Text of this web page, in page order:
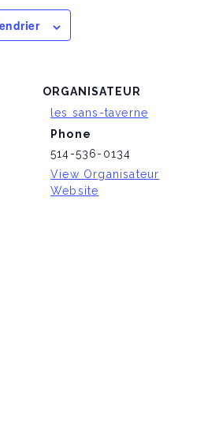
ORGANISATEUR
les sans-taverne
Phone
514-536-0134
View Organisateur
Website